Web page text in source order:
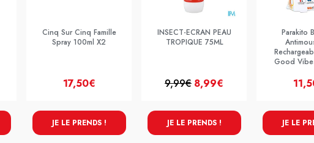
Cinq Sur Cinq Famille
Spray 100ml X2
17,50€
JE LE PRENDS !
INSECT-ECRAN PEAU
TROPIQUE 75ML
9,99€ 8,99€
JE LE PRENDS !
Parakito
Good
JE LE